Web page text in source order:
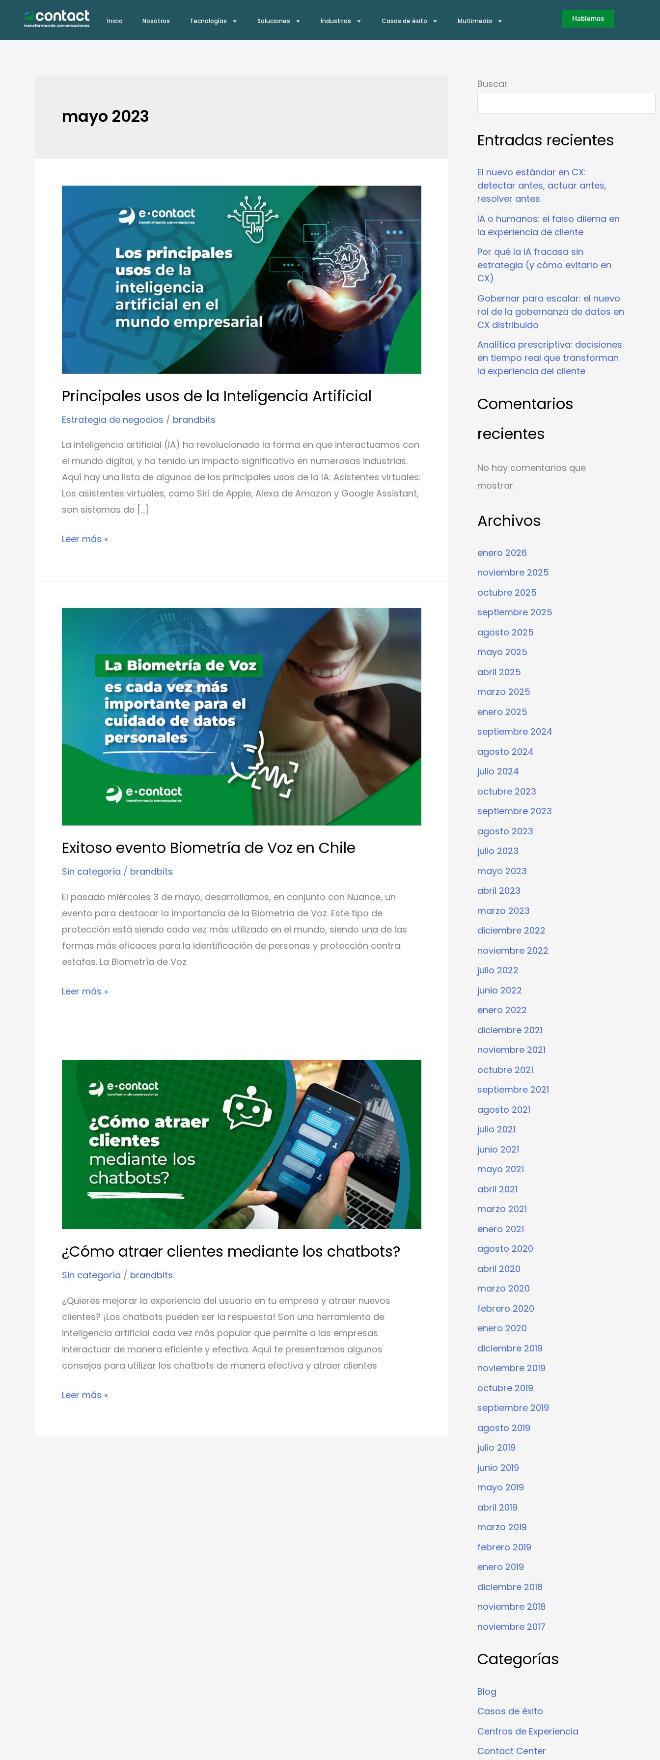
contenido
Inicio Nosotros Tecnologías Soluciones Industrias Casos de éxito Multimedia Hablemos
mayo 2023
Principales usos de la Inteligencia Artificial
Estrategia de negocios / brandbits
La inteligencia artificial (IA) ha revolucionado la forma en que interactuamos con
el mundo digital, y ha tenido un impacto significativo en numerosas industrias.
Aquí hay una lista de algunos de los principales usos de la IA: Asistentes virtuales:
Los asistentes virtuales, como Siri de Apple, Alexa de Amazon y Google Assistant,
son sistemas de […]
de
Inteligencia
Artificial
Leer más »
Exitoso evento Biometría de Voz en Chile
Sin categoría / brandbits
El pasado miércoles 3 de mayo, desarrollamos, en conjunto con Nuance, un
evento para destacar la importancia de la Biometría de Voz. Este tipo de
protección está siendo cada vez más utilizado en el mundo, siendo una de las
formas más eficaces para la identificación de personas y protección contra
estafas. La Biometría de Voz
Leer más »
¿Cómo atraer clientes mediante los chatbots?
Sin categoría / brandbits
¿Quieres mejorar la experiencia del usuario en tu empresa y atraer nuevos
clientes? ¡Los chatbots pueden ser la respuesta! Son una herramienta de
inteligencia artificial cada vez más popular que permite a las empresas
interactuar de manera eficiente y efectiva. Aquí te presentamos algunos
consejos para utilizar los chatbots de manera efectiva y atraer clientes
mediante
chatbots?
Leer más »
Buscar
Entradas recientes
El nuevo estándar en CX:
detectar antes, actuar antes,
resolver antes
IA o humanos: el falso dilema en
la experiencia de cliente
Por qué la IA fracasa sin
estrategia (y cómo evitarlo en
CX)
Gobernar para escalar: el nuevo
rol de la gobernanza de datos en
CX distribuido
Analítica prescriptiva: decisiones
en tiempo real que transforman
la experiencia del cliente
Comentarios
recientes
No hay comentarios que
mostrar.
Archivos
enero 2026
noviembre 2025
octubre 2025
septiembre 2025
agosto 2025
mayo 2025
abril 2025
marzo 2025
enero 2025
septiembre 2024
agosto 2024
julio 2024
octubre 2023
septiembre 2023
agosto 2023
julio 2023
mayo 2023
abril 2023
marzo 2023
diciembre 2022
noviembre 2022
julio 2022
junio 2022
enero 2022
diciembre 2021
noviembre 2021
octubre 2021
septiembre 2021
agosto 2021
julio 2021
junio 2021
mayo 2021
abril 2021
marzo 2021
enero 2021
agosto 2020
abril 2020
marzo 2020
febrero 2020
enero 2020
diciembre 2019
noviembre 2019
octubre 2019
septiembre 2019
agosto 2019
julio 2019
junio 2019
mayo 2019
abril 2019
marzo 2019
febrero 2019
enero 2019
diciembre 2018
noviembre 2018
noviembre 2017
Categorías
Blog
Casos de éxito
Centros de Experiencia
Contact Center